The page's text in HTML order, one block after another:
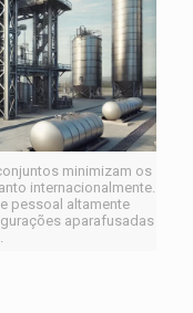
minimizam os
internacionalmente.
pessoal altamente
aparafusadas